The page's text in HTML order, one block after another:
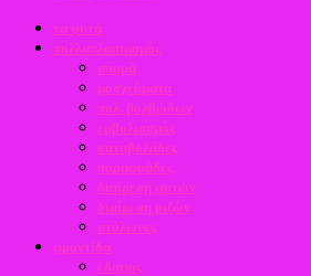
τα φυτά
πολλαπλασιασμός
σπορά
μοσχεύματα
πολ. βολβώδων
εμβολιασμός
καταβολάδες
παραφυάδες
διαίρεση φυτών
διαίρεση ριζών
στόλωνες
φροντίδα
έδαφος